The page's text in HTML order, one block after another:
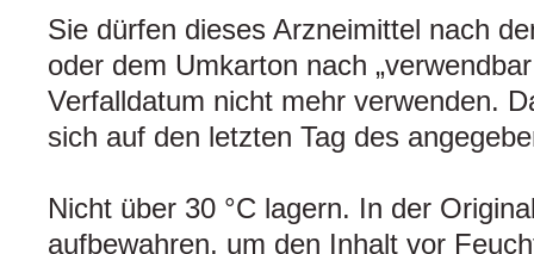
Sie dürfen dieses Arzneimittel nach
oder dem Umkarton nach
Verfalldatum nicht mehr verwenden.
sich auf den letzten Tag des
Nicht über 30 °C lagern. In der
aufbewahren, um den Inhalt vor